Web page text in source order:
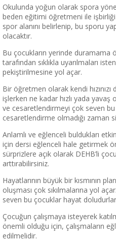
Okulunda yoğun olarak spora
beden eğitimi öğretmeni ile
spor alanını belirlenip, bu sporu
olacaktır.
Bu çocukların yerinde duramama
tarafından sıklıkla uyarılmaları
pekiştirilmesine yol açar.
Bir öğretmen olarak kendi hızınızı
işlerken ne kadar hızlı yada
ve cesaretlendirmeyi çok seven
cesaretlendirme olmadığı zaman
Anlamlı ve eğlenceli buldukları
için dersi eğlenceli hale getirmek
sürprizlere açık olarak DEHB’li
arttırabilirsiniz.
Hayatlarının büyük bir kısmının
oluşması çok sıkılmalarına yol
seven bu çocuklar hayat
Çocuğun çalışmaya isteyerek
önemli olduğu için, çalışmaların
edilmelidir.